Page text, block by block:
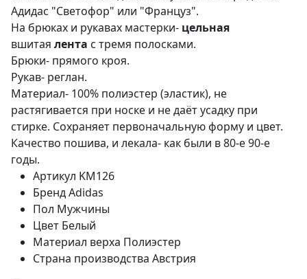
Адидас "Светофор" или "Француз".
На брюках и рукавах мастерки- цельная
вшитая лента с тремя полосками.
Брюки- прямого кроя.
Рукав- реглан.
Материал- 100% полиэстер (эластик), не
растягивается при носке и не даёт усадку при
стирке. Сохраняет первоначальную форму и цвет.
Качество пошива, и лекала- как были в 80-е 90-е
годы.
Артикул KM126
БрендAdidas
Пол Мужчины
Цвет Белый
Материал верха Полиэстер
Страна производства Австрия